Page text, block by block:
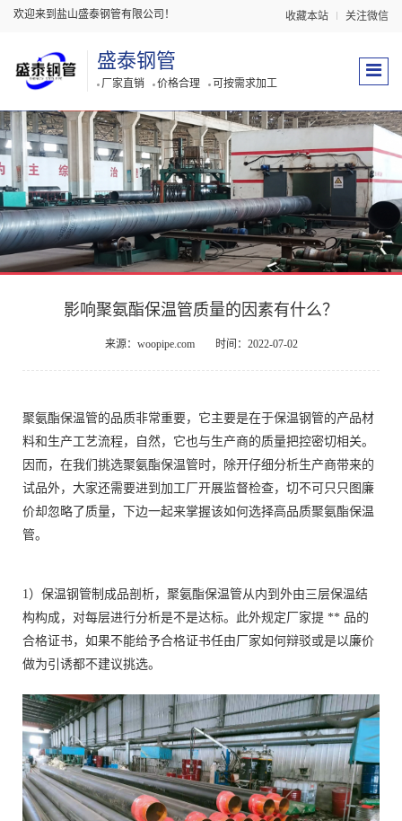
欢迎来到盐山盛泰钢管有限公司！ 收藏本站 关注微信
盛泰钢管
厂家直销 价格合理 可按需求加工
影响聚氨酯保温管质量的因素有什么？
来源：woopipe.com 时间：2022-07-02
聚氨酯保温管的品质非常重要，它主要是在于保温钢管的产品材
料和生产工艺流程，自然，它也与生产商的质量把控密切相关。
因而，在我们挑选聚氨酯保温管时，除开仔细分析生产商带来的
试品外，大家还需要进到加工厂开展监督检查，切不可只只图廉
价却忽略了质量，下边一起来掌握该如何选择高品质聚氨酯保温
管。
1）保温钢管制成品剖析，聚氨酯保温管从内到外由三层保温结
构构成，对每层进行分析是不是达标。此外规定厂家提 ** 品的
合格证书，如果不能给予合格证书任由厂家如何辩驳或是以廉价
做为引诱都不建议挑选。